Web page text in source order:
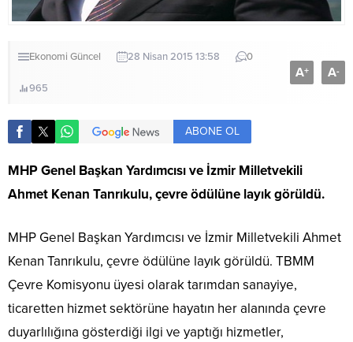
Ekonomi Güncel 28 Nisan 2015 13:58 0
965
A+ A-
ABONE OL
MHP Genel Başkan Yardımcısı ve İzmir Milletvekili
Ahmet Kenan Tanrıkulu, çevre ödülüne layık görüldü.
MHP Genel Başkan Yardımcısı ve İzmir Milletvekili Ahmet
Kenan Tanrıkulu, çevre ödülüne layık görüldü. TBMM
Çevre Komisyonu üyesi olarak tarımdan sanayiye,
ticaretten hizmet sektörüne hayatın her alanında çevre
duyarlılığına gösterdiği ilgi ve yaptığı hizmetler,